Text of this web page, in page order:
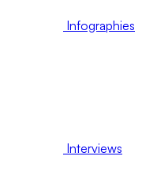
Infographies
Interviews